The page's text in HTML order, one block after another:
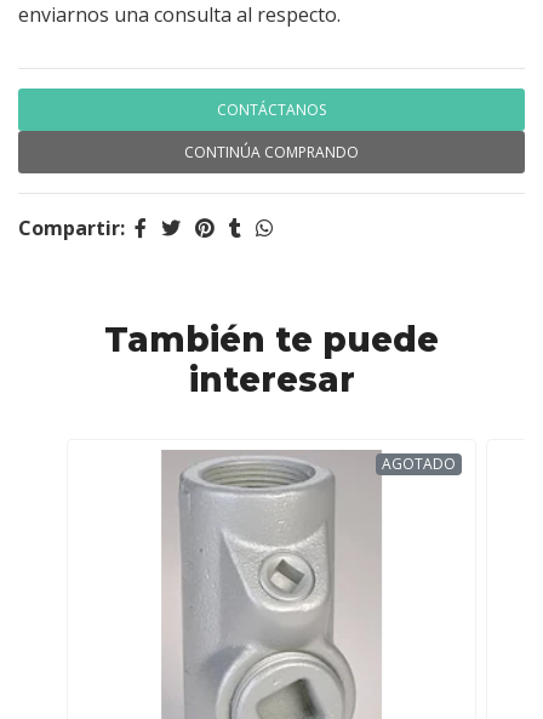
enviarnos una consulta al respecto.
CONTÁCTANOS
CONTINÚA COMPRANDO
Compartir:
También te puede
interesar
AGOTADO